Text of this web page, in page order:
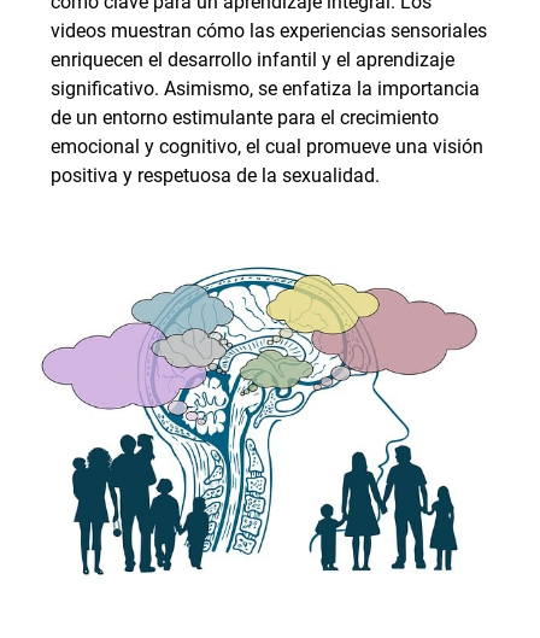
videos muestran cómo las experiencias sensoriales
enriquecen el desarrollo infantil y el aprendizaje
significativo. Asimismo, se enfatiza la importancia
de un entorno estimulante para el crecimiento
emocional y cognitivo, el cual promueve una visión
positiva y respetuosa de la sexualidad.